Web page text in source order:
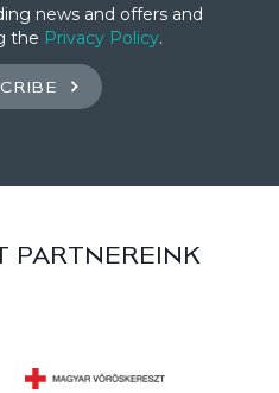
news and offers and
the Privacy Policy.
PARTNEREINK